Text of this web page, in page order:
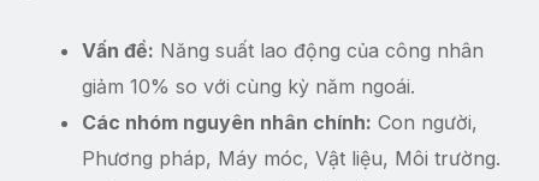
Vấn đề: Năng suất lao động của công nhân
giảm 10% so với cùng kỳ năm ngoái.
Các nhóm nguyên nhân chính: Con người,
Phương pháp, Máy móc, Vật liệu, Môi trường.